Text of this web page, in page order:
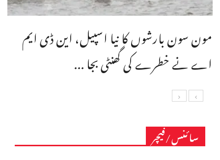
مون سون بارشوں کا نیا اسپیل، این ڈی ایم
اے نے خطرے کی گھنٹی بجا ...
سائنس/فیچر